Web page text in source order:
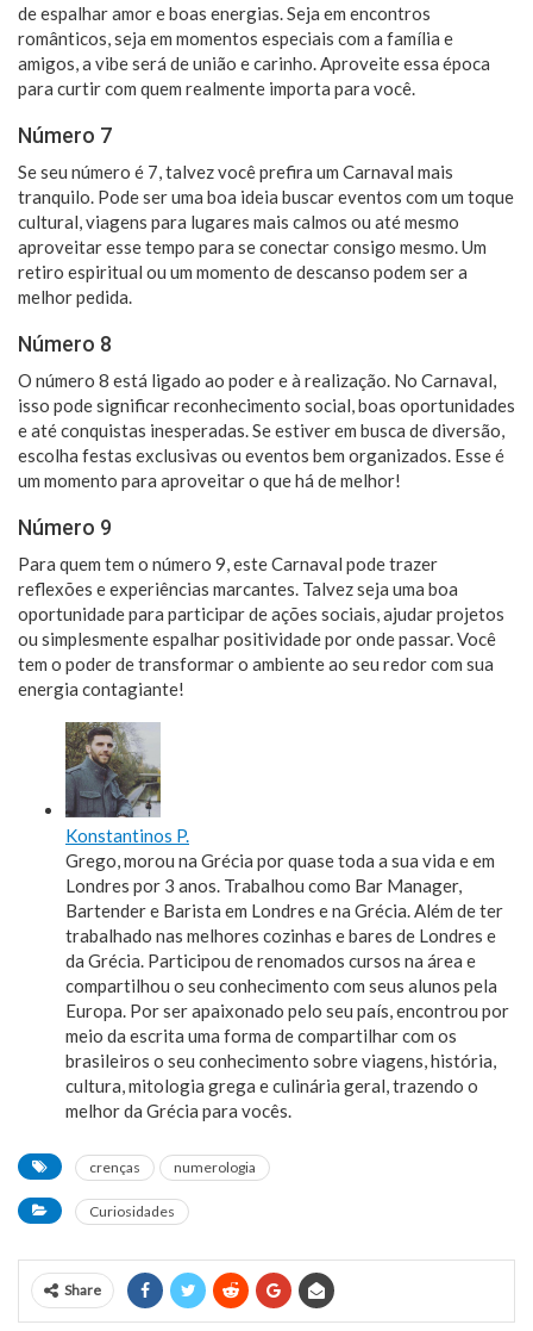
de espalhar amor e boas energias. Seja em encontros
românticos, seja em momentos especiais com a família e
amigos, a vibe será de união e carinho. Aproveite essa época
para curtir com quem realmente importa para você.
Número 7
Se seu número é 7, talvez você prefira um Carnaval mais
tranquilo. Pode ser uma boa ideia buscar eventos com um toque
cultural, viagens para lugares mais calmos ou até mesmo
aproveitar esse tempo para se conectar consigo mesmo. Um
retiro espiritual ou um momento de descanso podem ser a
melhor pedida.
Número 8
O número 8 está ligado ao poder e à realização. No Carnaval,
isso pode significar reconhecimento social, boas oportunidades
e até conquistas inesperadas. Se estiver em busca de diversão,
escolha festas exclusivas ou eventos bem organizados. Esse é
um momento para aproveitar o que há de melhor!
Número 9
Para quem tem o número 9, este Carnaval pode trazer
reflexões e experiências marcantes. Talvez seja uma boa
oportunidade para participar de ações sociais, ajudar projetos
ou simplesmente espalhar positividade por onde passar. Você
tem o poder de transformar o ambiente ao seu redor com sua
energia contagiante!
Konstantinos P.
Grego, morou na Grécia por quase toda a sua vida e em
Londres por 3 anos. Trabalhou como Bar Manager,
Bartender e Barista em Londres e na Grécia. Além de ter
trabalhado nas melhores cozinhas e bares de Londres e
da Grécia. Participou de renomados cursos na área e
compartilhou o seu conhecimento com seus alunos pela
Europa. Por ser apaixonado pelo seu país, encontrou por
meio da escrita uma forma de compartilhar com os
brasileiros o seu conhecimento sobre viagens, história,
cultura, mitologia grega e culinária geral, trazendo o
melhor da Grécia para vocês.
crenças numerologia
Curiosidades
Share